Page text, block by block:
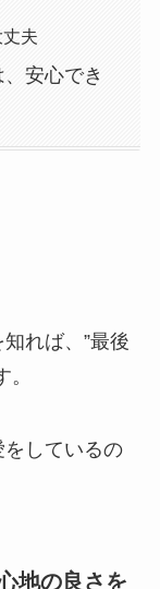
夫
安心でき
れば、”最後
をしているの
地の良さを